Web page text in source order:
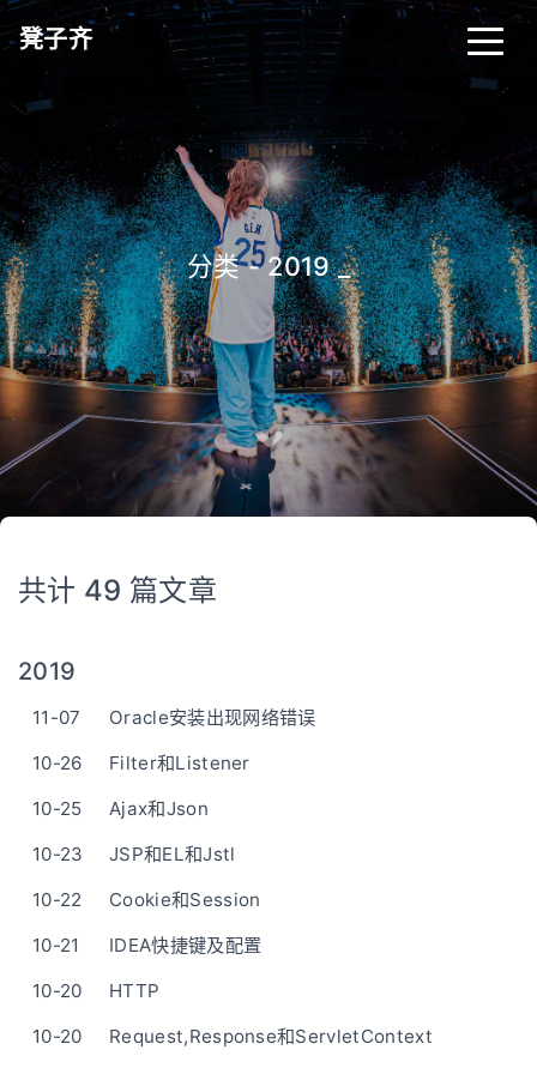
凳子齐
分类 - 2019_
共计 49 篇文章
2019
11-07
Oracle安装出现网络错误
10-26
Filter和Listener
10-25
Ajax和Json
10-23
JSP和EL和Jstl
10-22
Cookie和Session
10-21
IDEA快捷键及配置
10-20
HTTP
10-20
Request,Response和ServletContext